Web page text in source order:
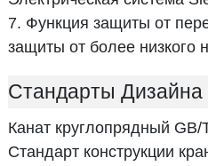
7. Функция защиты от
защиты от более низкого
Стандарты Дизайна
Канат круглопрядный GB/
Стандарт конструкции